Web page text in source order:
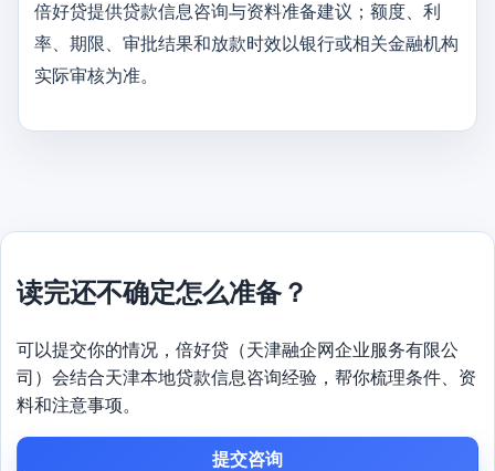
倍好贷提供贷款信息咨询与资料准备建议；额度、利
率、期限、审批结果和放款时效以银行或相关金融机构
实际审核为准。
读完还不确定怎么准备？
可以提交你的情况，倍好贷（天津融企网企业服务有限公
司）会结合天津本地贷款信息咨询经验，帮你梳理条件、资
料和注意事项。
提交咨询